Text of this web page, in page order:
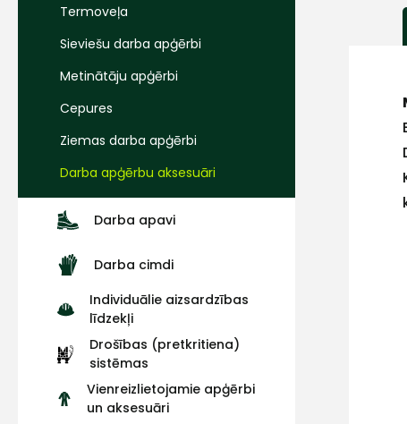
Termoveļa
Sieviešu darba apģērbi
Metinātāju apģērbi
Cepures
Ziemas darba apģērbi
Darba apģērbu aksesuāri
Darba apavi
Darba cimdi
Individuālie aizsardzības
līdzekļi
Drošības (pretkritiena)
sistēmas
Vienreizlietojamie apģērbi
un aksesuāri